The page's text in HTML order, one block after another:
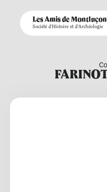
Les Amis de Montluçon
Société d'Histoire et d'Archéologie